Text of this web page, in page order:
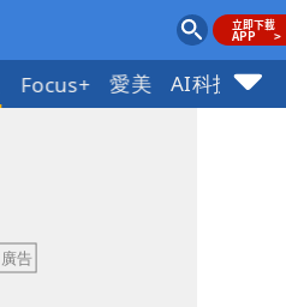
Focus+ 愛美 AI科技 地